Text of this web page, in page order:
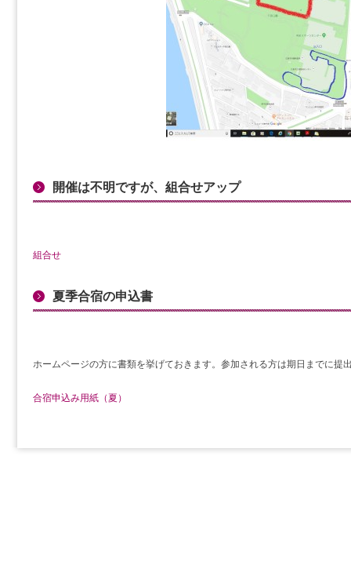
開催は不明ですが、組合せアップ
組合せ
夏季合宿の申込書
ホームページの方に書類を挙げておきます。参加される方は期日までに提
合宿申込み用紙（夏）